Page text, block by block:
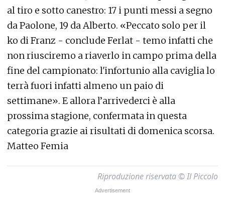
al tiro e sotto canestro: 17 i punti messi a segno
da Paolone, 19 da Alberto. «Peccato solo per il
ko di Franz - conclude Ferlat - temo infatti che
non riusciremo a riaverlo in campo prima della
fine del campionato: l'infortunio alla caviglia lo
terrà fuori infatti almeno un paio di
settimane». E allora l’arrivederci è alla
prossima stagione, confermata in questa
categoria grazie ai risultati di domenica scorsa.
Matteo Femia
Riproduzione riservata © Il Piccolo